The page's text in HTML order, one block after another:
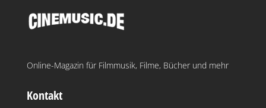
Online-Magazin für Filmmusik, Filme, Bücher und mehr
Kontakt